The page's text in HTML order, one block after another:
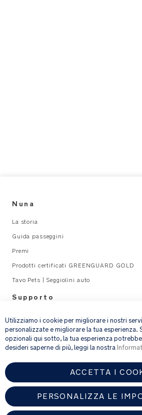
Nuna
La storia
Guida passeggini
Premi
Prodotti certificati GREENGUARD GOLD
Tavo Pets | Seggiolini auto
Supporto
email address
Fornendo l’indirizzo e-mail, acconsenti a
newsletter e le informazioni su prodotti e offerte
interessarti.
Per ulteriori dettagli sul trattamento dei dati
nostrainformativa sulla privacy.
Utilizziamo i cookie per migliorare i nostri
personalizzate e migliorare la tua esperienza.
opzionali qui sotto, la tua esperienza
desideri saperne di più, leggi la nostra
ACCETTA I
PERSONALIZZA LE